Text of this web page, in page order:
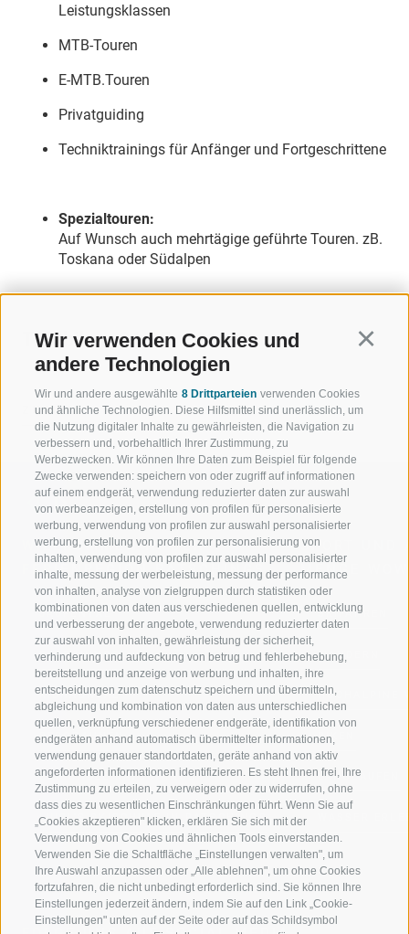
Wir verwenden Cookies und
andere Technologien
Wir und andere ausgewählte 8 Drittparteien verwenden Cookies
und ähnliche Technologien. Diese Hilfsmittel sind unerlässlich, um
die Nutzung digitaler Inhalte zu gewährleisten, die Navigation zu
verbessern und, vorbehaltlich Ihrer Zustimmung, zu
Werbezwecken. Wir können Ihre Daten zum Beispiel für folgende
Zwecke verwenden: speichern von oder zugriff auf informationen
auf einem endgerät, verwendung reduzierter daten zur auswahl
von werbeanzeigen, erstellung von profilen für personalisierte
werbung, verwendung von profilen zur auswahl personalisierter
werbung, erstellung von profilen zur personalisierung von
inhalten, verwendung von profilen zur auswahl personalisierter
inhalte, messung der werbeleistung, messung der performance
von inhalten, analyse von zielgruppen durch statistiken oder
kombinationen von daten aus verschiedenen quellen, entwicklung
und verbesserung der angebote, verwendung reduzierter daten
zur auswahl von inhalten, gewährleistung der sicherheit,
verhinderung und aufdeckung von betrug und fehlerbehebung,
bereitstellung und anzeige von werbung und inhalten, ihre
entscheidungen zum datenschutz speichern und übermitteln,
abgleichung und kombination von daten aus unterschiedlichen
quellen, verknüpfung verschiedener endgeräte, identifikation von
endgeräten anhand automatisch übermittelter informationen,
verwendung genauer standortdaten, geräte anhand von aktiv
angeforderten informationen identifizieren. Es steht Ihnen frei, Ihre
Zustimmung zu erteilen, zu verweigern oder zu widerrufen, ohne
dass dies zu wesentlichen Einschränkungen führt. Wenn Sie auf
„Cookies akzeptieren" klicken, erklären Sie sich mit der
Verwendung von Cookies und ähnlichen Tools einverstanden.
Verwenden Sie die Schaltfläche „Einstellungen verwalten", um
Ihre Auswahl anzupassen oder „Alle ablehnen", um ohne Cookies
fortzufahren, die nicht unbedingt erforderlich sind. Sie können Ihre
Einstellungen jederzeit ändern, indem Sie auf den Link „Cookie-
Einstellungen" unten auf der Seite oder auf das Schildsymbol
Leistungsklassen
MTB-Touren
E-MTB.Touren
Privatguiding
Techniktrainings für Anfänger und Fortgeschrittene
Spezialtouren:
Auf Wunsch auch mehrtägige geführte Touren. zB.
Toskana oder Südalpen
Trailbiker:01.05. - 31.10.
ZURÜCK
WILLKOMMEN IN DER
FERIENREGION RATSCHINGS
JAUFENTAL
RATSCHINGS
RIDNAUNTAL
BERGBAHNEN
SKISCHULE RATSCHINGS
LUISL'S SKISCHULE IN RATSCHINGS
SPORT UND
MENGE
SKIFAHREN
WANDERN
HOCHALPINE
BIKEN
LANGLAUFEN